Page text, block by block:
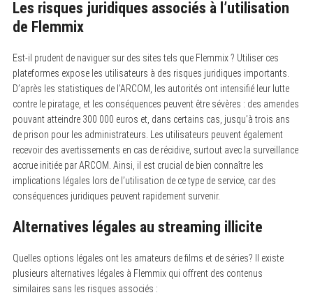
Les risques juridiques associés à l’utilisation
de Flemmix
Est-il prudent de naviguer sur des sites tels que Flemmix ? Utiliser ces
plateformes expose les utilisateurs à des risques juridiques importants.
D’après les statistiques de l’ARCOM, les autorités ont intensifié leur lutte
contre le piratage, et les conséquences peuvent être sévères : des amendes
pouvant atteindre 300 000 euros et, dans certains cas, jusqu’à trois ans
de prison pour les administrateurs. Les utilisateurs peuvent également
recevoir des avertissements en cas de récidive, surtout avec la surveillance
accrue initiée par ARCOM. Ainsi, il est crucial de bien connaître les
implications légales lors de l’utilisation de ce type de service, car des
conséquences juridiques peuvent rapidement survenir.
Alternatives légales au streaming illicite
Quelles options légales ont les amateurs de films et de séries? Il existe
plusieurs alternatives légales à Flemmix qui offrent des contenus
similaires sans les risques associés :